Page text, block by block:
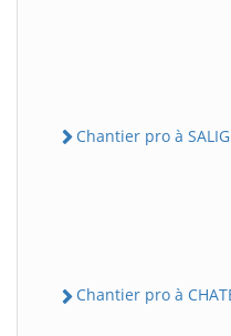
Chantier pro à
Chantier pro à